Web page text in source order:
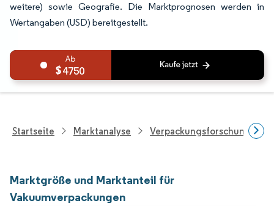
weitere) sowie Geografie. Die Marktprognosen werden in
Wertangaben (USD) bereitgestellt.
4750
Startseite Marktanalyse Verpackungsforschung
Marktgröße und Marktanteil für
Vakuumverpackungen